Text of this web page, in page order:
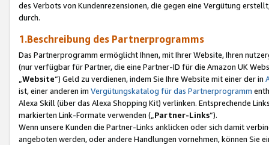
des Verbots von Kundenrezensionen, die gegen eine Vergütung
durch.
1.Beschreibung des Partnerprogramms
Das Partnerprogramm ermöglicht Ihnen, mit Ihrer Website, Ihren
(nur verfügbar für Partner, die eine Partner-ID für die Amazon UK
Website“) Geld zu verdienen, indem Sie Ihre Website mit einer der in
ist, einer anderen im Vergütungskatalog für das Partnerprogramm
Alexa Skill (über das Alexa Shopping Kit) verlinken. Entsprechende
markierten Link-Formate verwenden („ Partner-Links“).
Wenn unsere Kunden die Partner-Links anklicken oder sich damit
angeboten werden, oder andere Handlungen vornehmen, können Sie